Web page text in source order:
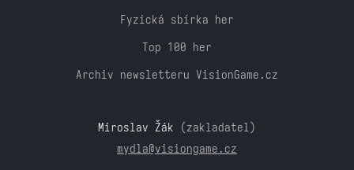
Fyzická sbírka her
Top 100 her
Archiv newsletteru VisionGame.cz
Miroslav Žák (zakladatel)
mydla@visiongame.cz